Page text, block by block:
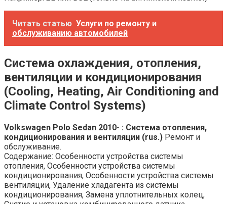
Читать статью Услуги по ремонту и
обслуживанию автомобилей
Система охлаждения, отопления,
вентиляции и кондиционирования
(Cooling, Heating, Air Conditioning and
Climate Control Systems)
Volkswagen Polo Sedan 2010- : Система отопления,
кондиционирования и вентиляции (rus.) Ремонт и
обслуживание.
Содержание: Особенности устройства системы
отопления, Особенности устройства системы
кондиционирования, Особенности устройства системы
вентиляции, Удаление хладагента из системы
кондиционирования, Замена уплотнительных колец,